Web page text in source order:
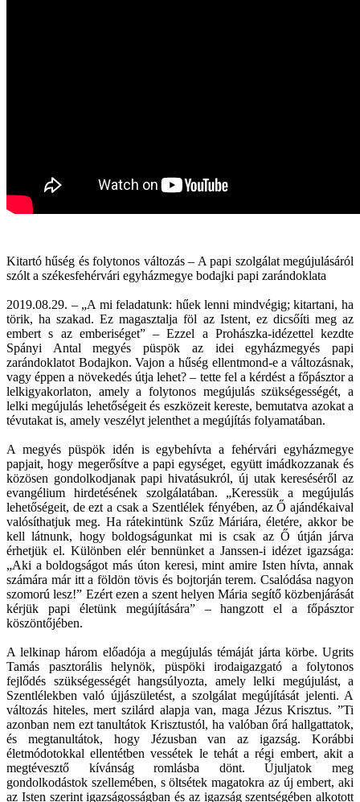
Kitartó hűség és folytonos változás – A papi szolgálat megújulásáról
szólt a székesfehérvári egyházmegye bodajki papi zarándoklata
2019.08.29. – „A mi feladatunk: hűek lenni mindvégig; kitartani, ha
törik, ha szakad. Ez magasztalja föl az Istent, ez dicsőíti meg az
embert s az emberiséget” – Ezzel a Prohászka-idézettel kezdte
Spányi Antal megyés püspök az idei egyházmegyés papi
zarándoklatot Bodajkon. Vajon a hűség ellentmond-e a változásnak,
vagy éppen a növekedés útja lehet? – tette fel a kérdést a főpásztor a
lelkigyakorlaton, amely a folytonos megújulás szükségességét, a
lelki megújulás lehetőségeit és eszközeit kereste, bemutatva azokat a
tévutakat is, amely veszélyt jelenthet a megújítás folyamatában.
A megyés püspök idén is egybehívta a fehérvári egyházmegye
papjait, hogy megerősítve a papi egységet, együtt imádkozzanak és
közösen gondolkodjanak papi hivatásukról, új utak kereséséről az
evangélium hirdetésének szolgálatában. „Keressük a megújulás
lehetőségeit, de ezt a csak a Szentlélek fényében, az Ő ajándékaival
valósíthatjuk meg. Ha rátekintünk Szűz Máriára, életére, akkor be
kell látnunk, hogy boldogságunkat mi is csak az Ő útján járva
érhetjük el. Különben elér bennünket a Janssen-i idézet igazsága:
„Aki a boldogságot más úton keresi, mint amire Isten hívta, annak
számára már itt a földön tövis és bojtorján terem. Csalódása nagyon
szomorú lesz!” Ezért ezen a szent helyen Mária segítő közbenjárását
kérjük papi életünk megújítására” – hangzott el a főpásztor
köszöntőjében.
A lelkinap három előadója a megújulás témáját járta körbe. Ugrits
Tamás pasztorális helynök, püspöki irodaigazgató a folytonos
fejlődés szükségességét hangsúlyozta, amely lelki megújulást, a
Szentlélekben való újjászületést, a szolgálat megújítását jelenti. A
változás hiteles, mert szilárd alapja van, maga Jézus Krisztus. ”Ti
azonban nem ezt tanultátok Krisztustól, ha valóban őrá hallgattatok,
és megtanultátok, hogy Jézusban van az igazság. Korábbi
életmódotokkal ellentétben vessétek le tehát a régi embert, akit a
megtévesztő kívánság romlásba dönt. Újuljatok meg
gondolkodástok szellemében, s öltsétek magatokra az új embert, aki
az Isten szerint igazságosságban és az igazság szentségében alkotott